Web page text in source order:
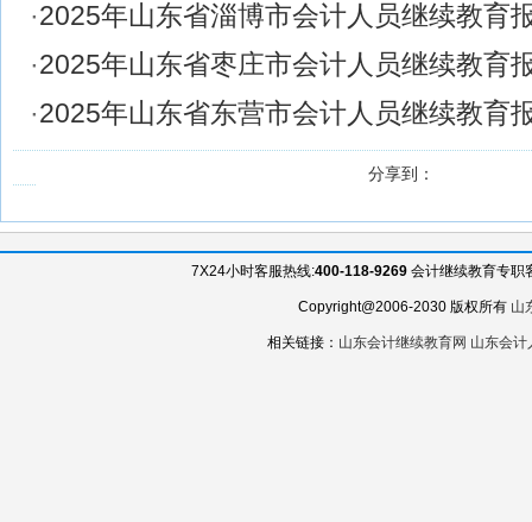
·2025年山东省淄博市会计人员继续教育
·2025年山东省枣庄市会计人员继续教育
·2025年山东省东营市会计人员继续教育
分享到：
7X24小时客服热线:400-118-9269 会计继续教育专职
Copyright@2006-2030 版权所有 山
相关链接： 山东会计继续教育网 山东会计